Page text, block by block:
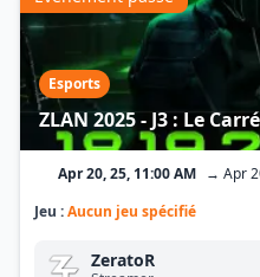
Esports
ZLAN 2025 - J3 : Le
Apr 20, 25, 11:00 AM → Apr
Jeu :Aucun jeu spécifié
ZeratoR